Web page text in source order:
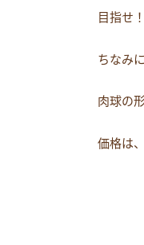
目指せ
ちなみ
肉球の
価格は